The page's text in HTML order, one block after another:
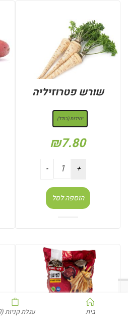
שורש פטרוזיליה
יחידות (בודד)
₪7.80
הוספה לסל
בית עגלת קניות(0)